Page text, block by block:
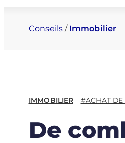
Conseils/ Immobilier
IMMOBILIER #ACHAT DE
De